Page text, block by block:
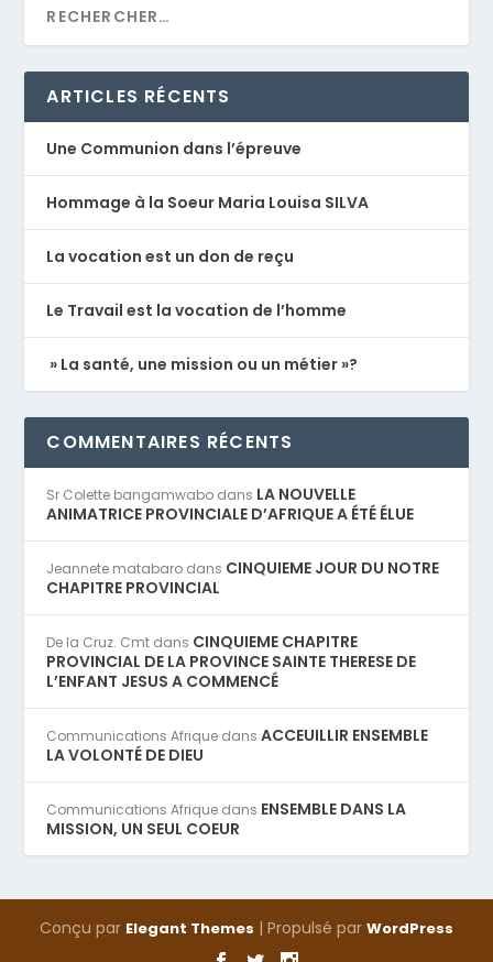
ARTICLES RÉCENTS
Une Communion dans l’épreuve
Hommage à la Soeur Maria Louisa SILVA
La vocation est un don de reçu
Le Travail est la vocation de l’homme
» La santé, une mission ou un métier »?
COMMENTAIRES RÉCENTS
Sr Colette bangamwabo dans LA NOUVELLE
ANIMATRICE PROVINCIALE D’AFRIQUE A ÉTÉ ÉLUE
Jeannete matabaro dans CINQUIEME JOUR DU NOTRE
CHAPITRE PROVINCIAL
De la Cruz. Cmt dans CINQUIEME CHAPITRE
PROVINCIAL DE LA PROVINCE SAINTE THERESE DE
L’ENFANT JESUS A COMMENCÉ
Communications Afrique dansACCEUILLIR ENSEMBLE
LA VOLONTÉ DE DIEU
Communications Afrique dans ENSEMBLE DANS LA
MISSION, UN SEUL COEUR
Conçu par Elegant Themes | Propulsé par WordPress